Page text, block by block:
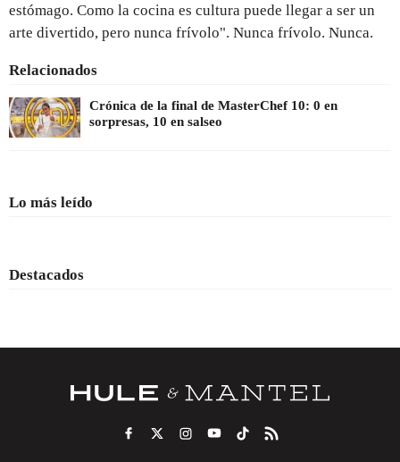
estómago. Como la cocina es cultura puede llegar a ser un
arte divertido, pero nunca frívolo". Nunca frívolo. Nunca.
Relacionados
Crónica de la final de MasterChef 10: 0 en
sorpresas, 10 en salseo
Lo más leído
Destacados